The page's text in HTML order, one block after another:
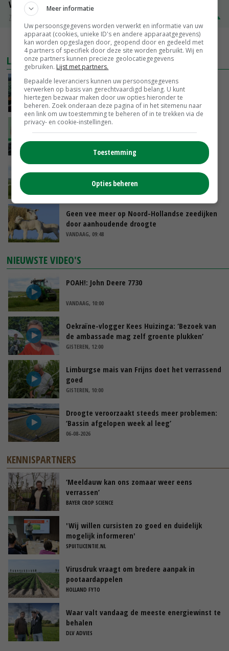
Volle melkpoeder
Zuivel NL
MEER MARKTPRIJZEN
LAATSTE NIEUWS
‘Cijfer jezelf niet weg en doe vooral ook waar
je gelukkig van wordt’
VANDAAG, 13:31
‘De droogte begint ver voor de grens bij
Lobith’
Geen vee meer op Noord-Hollandse zeedijken
door aanhoudende droogte
VANDAAG, 09:48
NIEUWSTE VIDEO'S
POAH!: John Deere 7730
VANDAAG, 10:00
Oekraïne-vlogger Kees Huizinga: ‘Bezoek van
de ambassade mag zelf groente plukken’
GISTEREN, 12:00
Limburgse mais van Frijns doet het verrassend
goed
GISTEREN, 10:00
Droogte veroorzaakt steeds meer problemen:
‘Bassin afgelopen week al leeg’
06-08-2026
KENNISPARTNERS
‘Meeldauw kan ons zomaar weer eens
verrassen’
BAYER CROP SCIENCE
'Wij willen cursisten zo goed en duidelijk
mogelijk informeren'
SPUITLICENTIE.NL
Virusdruk vraagt om bredere aanpak in
pootaardappelen
HOLLAND FYTO
Waar valt vandaag de meeste energiewinst te
behalen
DLV ADVIES
Meer informatie
Uw persoonsgegevens worden verwerkt en informatie van uw
apparaat (cookies, unieke ID's en andere apparaatgegevens)
kan worden opgeslagen door, geopend door en gedeeld met
4 partners of specifiek door deze site worden gebruikt. Wij en
onze partners kunnen precieze geolocatiegegevens
gebruiken. Lijst met partners.
Bepaalde leveranciers kunnen uw persoonsgegevens
verwerken op basis van gerechtvaardigd belang. U kunt
hiertegen bezwaar maken door uw opties hieronder te
beheren. Zoek onderaan deze pagina of in het sitemenu naar
een link om uw toestemming te beheren of in te trekken via de
privacy- en cookie-instellingen.
Toestemming
Opties beheren